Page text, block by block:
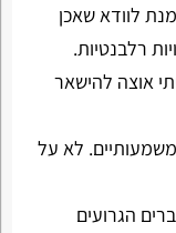
לוודא שאכן
רלבנטיות.
אוצה להישאר
לא על
הגרועים